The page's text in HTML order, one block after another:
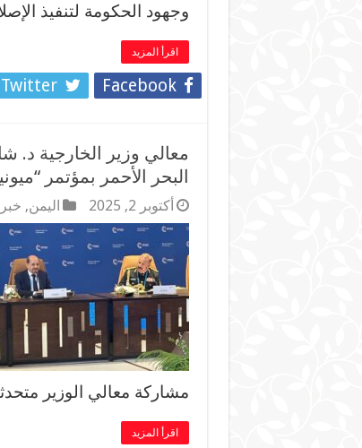
وجهود الحكومة لتنفيذ
اقرأ المزيد
Facebook
Twitter
معالي وزير الخارجية د.
البحر الأحمر بمؤتمر
أكتوبر 2, 2025 اليمن,
مشاركة معالي الوزير
اقرأ المزيد